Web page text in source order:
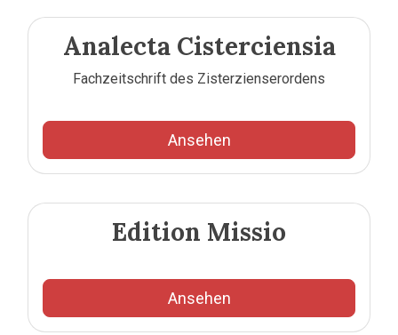
Analecta Cisterciensia
Fachzeitschrift des Zisterzienserordens
Ansehen
Edition Missio
Ansehen